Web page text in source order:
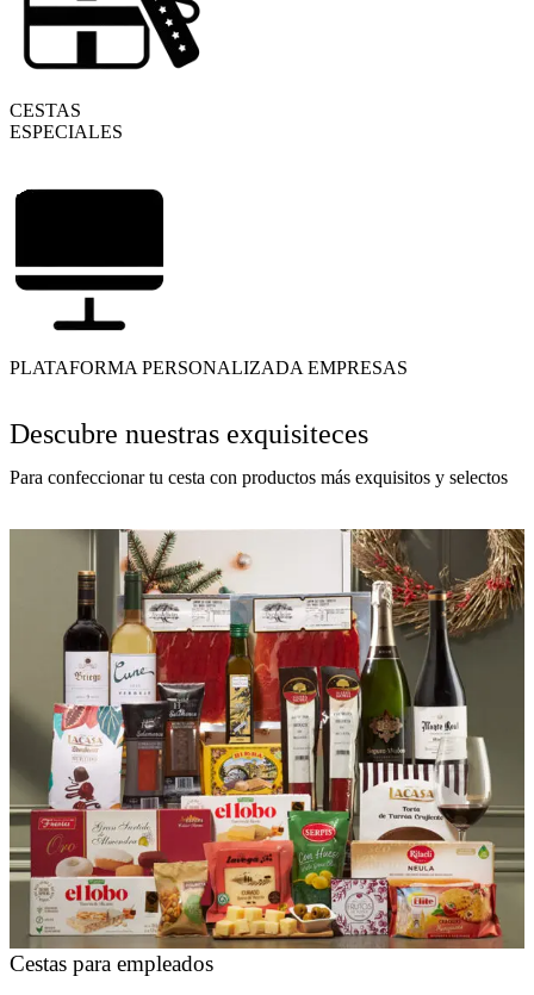
CESTAS
ESPECIALES
PLATAFORMA PERSONALIZADA EMPRESAS
Descubre nuestras exquisiteces
Para confeccionar tu cesta con productos más exquisitos y selectos
Cestas para empleados